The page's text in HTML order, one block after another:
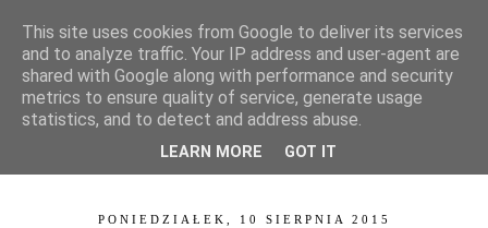
▼
PONIEDZIAŁEK, 10 SIERPNIA 2015
This site uses cookies from Google to deliver its services
and to analyze traffic. Your IP address and user-agent are
shared with Google along with performance and security
metrics to ensure quality of service, generate usage
statistics, and to detect and address abuse.
LEARN MORE GOT IT